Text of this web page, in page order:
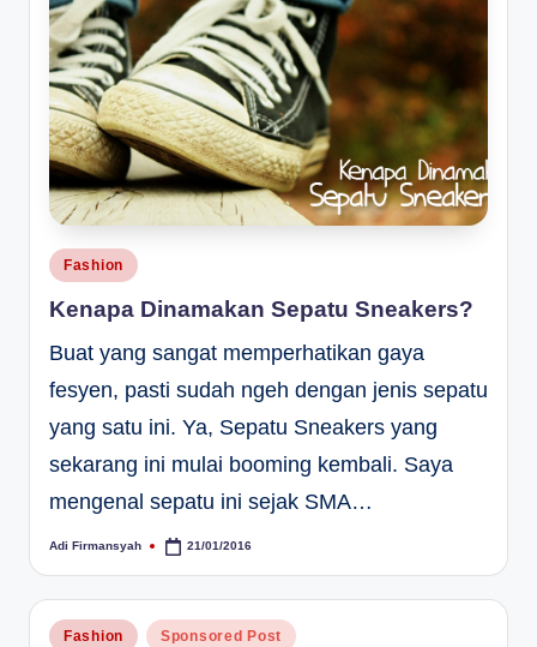
Posted
in
Fashion
Kenapa Dinamakan Sepatu Sneakers?
Buat yang sangat memperhatikan gaya
fesyen, pasti sudah ngeh dengan jenis sepatu
yang satu ini. Ya, Sepatu Sneakers yang
sekarang ini mulai booming kembali. Saya
mengenal sepatu ini sejak SMA…
Posted
Adi Firmansyah 21/01/2016
Posted
Fashion Sponsored Post